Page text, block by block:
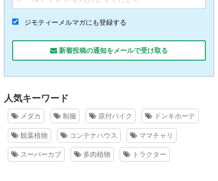
ジモティーメルマガにも登録する
新着投稿の通知をメールで受け取る
人気キーワード
メダカ 制服 原付バイク ドンキホーテ
観葉植物 コンテナハウス ママチャリ
スーパーカブ 多肉植物 トラクター